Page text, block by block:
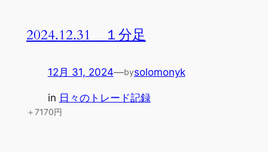
2024.12.31 １分足
12月 31, 2024—bysolomonyk
in 日々のトレード記録
＋7170円